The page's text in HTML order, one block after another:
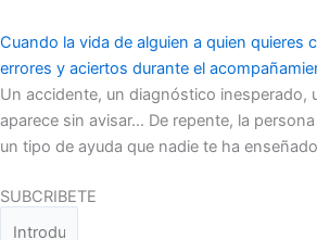
Cuando la vida de alguien a quien quieres
errores y aciertos durante el
Un accidente, un diagnóstico inesperado,
aparece sin avisar… De repente, la
un tipo de ayuda que nadie te ha
SUBCRIBETE